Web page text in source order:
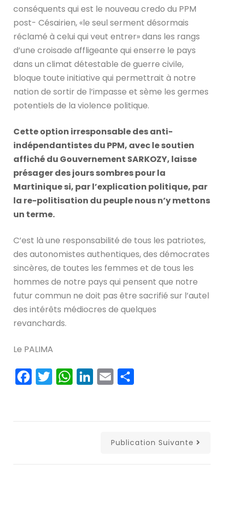
conséquents qui est le nouveau credo du PPM
post- Césairien, «le seul serment désormais
réclamé à celui qui veut entrer» dans les rangs
d’une croisade affligeante qui enserre le pays
dans un climat détestable de guerre civile,
bloque toute initiative qui permettrait à notre
nation de sortir de l’impasse et sème les germes
potentiels de la violence politique.
Cette option irresponsable des anti-
indépendantistes du PPM, avec le soutien
affiché du Gouvernement SARKOZY, laisse
présager des jours sombres pour la
Martinique si, par l’explication politique, par
la re-politisation du peuple nous n’y mettons
un terme.
C’est là une responsabilité de tous les patriotes,
des autonomistes authentiques, des démocrates
sincères, de toutes les femmes et de tous les
hommes de notre pays qui pensent que notre
futur commun ne doit pas être sacrifié sur l’autel
des intérêts médiocres de quelques
revanchards.
Le PALIMA
Facebook
Twitter
WhatsApp
LinkedIn
Email
Publication Suivante